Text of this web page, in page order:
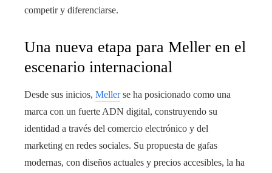
competir y diferenciarse.
Una nueva etapa para Meller en el
escenario internacional
Desde sus inicios, Mellerse ha posicionado como una
marca con un fuerte ADN digital, construyendo su
identidad a través del comercio electrónico y del
marketing en redes sociales. Su propuesta de gafas
modernas, con diseños actuales y precios accesibles, la ha